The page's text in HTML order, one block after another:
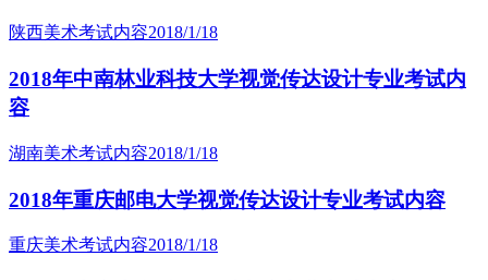
陕西美术考试内容2018/1/18
2018年中南林业科技大学视觉传达设计专业考试内
容
湖南美术考试内容2018/1/18
2018年重庆邮电大学视觉传达设计专业考试内容
重庆美术考试内容2018/1/18